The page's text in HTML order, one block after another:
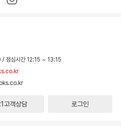
/ 점심시간 12:15 ~ 13:15
고객상담 로그인